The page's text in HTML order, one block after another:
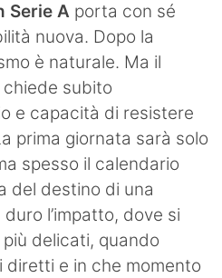
Serie A porta con sé
nuova. Dopo la
è naturale. Ma il
subito
e capacità di resistere
prima giornata sarà solo
spesso il calendario
del destino di una
l’impatto, dove si
delicati, quando
diretti e in che momento